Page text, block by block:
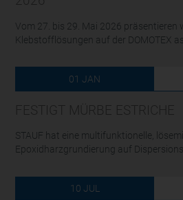
Vom 27. bis 29. Mai 2026 präsentieren
Klebstofflösungen auf der DOMOTEX
01 JAN
STAUF hat eine multifunktionelle,
Epoxidharzgrundierung auf
10 JUL